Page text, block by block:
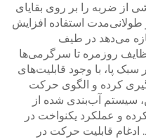
از ضربه را بر روی بقایای
طولانی‌مدت استفاده افزایش
می‌دهد در طیف
روزمره تا سرگرمی‌ها
پا، با وجود قابلیت‌های
کرده و الگوی حرکت
سیستم آب‌بندی شده از
و عملکرد یکنواخت در
قابلیت حرکت در